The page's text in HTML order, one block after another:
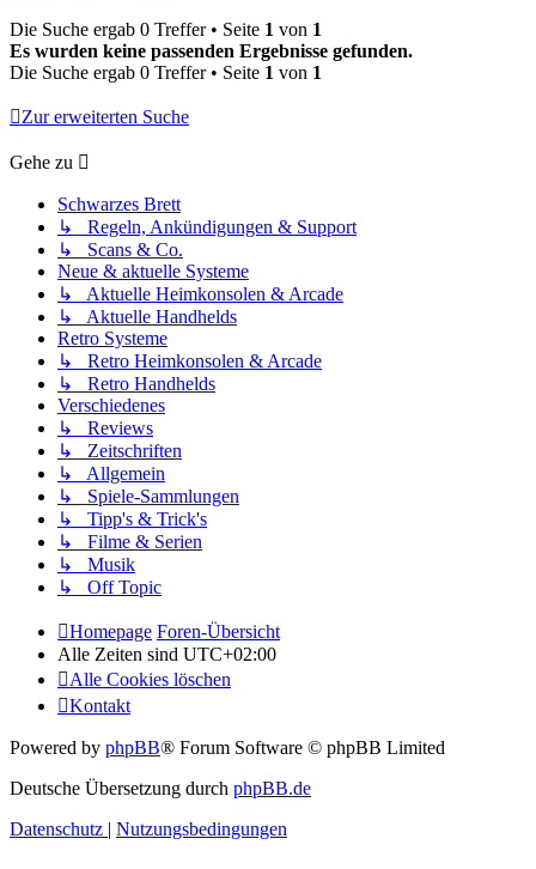
Die Suche ergab 0 Treffer • Seite 1 von 1
Es wurden keine passenden Ergebnisse gefunden.
Die Suche ergab 0 Treffer • Seite 1 von 1
Zur erweiterten Suche
Gehe zu
Schwarzes Brett
↳ Regeln, Ankündigungen & Support
↳ Scans & Co.
Neue & aktuelle Systeme
↳ Aktuelle Heimkonsolen & Arcade
↳ Aktuelle Handhelds
Retro Systeme
↳ Retro Heimkonsolen & Arcade
↳ Retro Handhelds
Verschiedenes
↳ Reviews
↳ Zeitschriften
↳ Allgemein
↳ Spiele-Sammlungen
↳ Tipp's & Trick's
↳ Filme & Serien
↳ Musik
↳ Off Topic
Homepage Foren-Übersicht
Alle Zeiten sind UTC+02:00
Alle Cookies löschen
Kontakt
Powered by phpBB® Forum Software © phpBB Limited
Deutsche Übersetzung durch phpBB.de
Datenschutz | Nutzungsbedingungen